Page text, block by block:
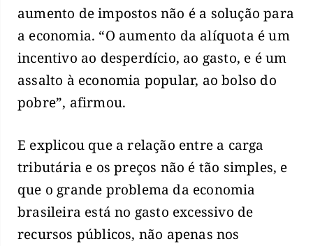
aumento de impostos não é a solução para
a economia. “O aumento da alíquota é um
incentivo ao desperdício, ao gasto, e é um
assalto à economia popular, ao bolso do
pobre”, afirmou.
E explicou que a relação entre a carga
tributária e os preços não é tão simples, e
que o grande problema da economia
brasileira está no gasto excessivo de
recursos públicos, não apenas nos